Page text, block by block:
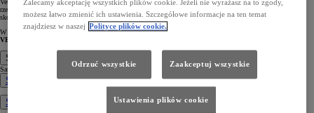
VetApp Premium. Aplikacja ta wspiera opiekunów psów i kotów w profilaktyce, pielęgnacji oraz dostarcza
rzetelnych informacji na temat zdrowia zwierząt. W VetApp można również uzyskać wstępną diagnozę i
skonsultować ją z lekarzem weterynarii.
W celu skorzystania z bezpłatnego dostępu, wystarczy użyć dedykowanego kodu
VETAPPDLAGRUPACYGAN
Samochody
Samochody
Samochody osobowe
Samochody dostawcze
Zalecamy akceptację wszystkich plików cookie. Jeżeli nie wyrażasz na to zgody,
możesz łatwo zmienić ich ustawienia. Szczegółowe informacje na ten temat
znajdziesz w naszej Polityce plików cookie.
Odrzuć wszystkie Zaakceptuj wszystkie
Ustawienia plików cookie